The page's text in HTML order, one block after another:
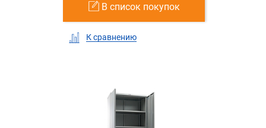
В список покупок
К сравнению